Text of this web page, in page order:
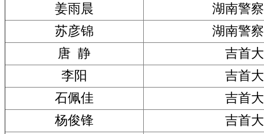
姜雨晨
湖南警
苏彦锦
湖南警
唐 静
吉首
李阳
吉首
石佩佳
吉首
杨俊锋
吉首